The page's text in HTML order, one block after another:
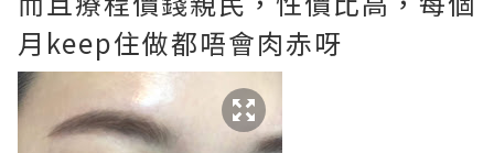
月keep住做都唔會肉赤呀